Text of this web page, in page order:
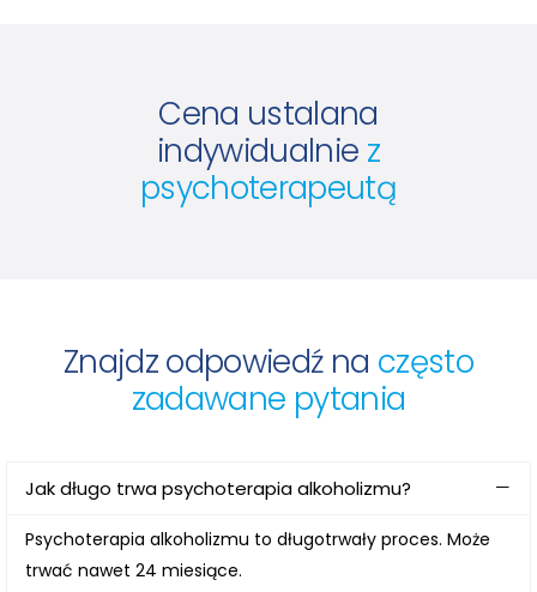
Cena ustalana
indywidualnie z
psychoterapeutą
Znajdz odpowiedź na często
zadawane pytania
Jak długo trwa psychoterapia alkoholizmu?
Psychoterapia alkoholizmu to długotrwały proces. Może
trwać nawet 24 miesiące.